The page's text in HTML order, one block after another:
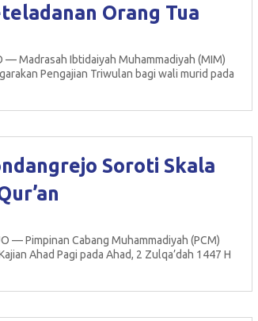
Orang Tua
— Madrasah Ibtidaiyah Muhammadiyah (MIM)
Pengajian Triwulan bagi wali murid pada
Soroti Skala
— Pimpinan Cabang Muhammadiyah (PCM)
Ahad Pagi pada Ahad, 2 Zulqa’dah 1447 H